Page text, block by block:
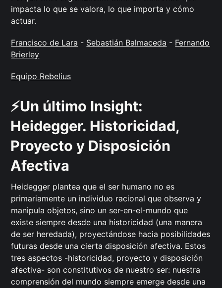
impacta lo que se valora, lo que importa y cómo
actuar.
Francisco de Lara - Sebastián Balmaceda - Fernando
Brierley
Equipo Rebelius
⚡️Un último Insight:
Heidegger. Historicidad,
Proyecto y Disposición
Afectiva
Heidegger plantea que el ser humano no es
primariamente un individuo racional que observa y
manipula objetos, sino un ser-en-el-mundo que
existe siempre desde una historicidad (una manera
de ser heredada), proyectándose hacia posibilidades
futuras desde una cierta disposición afectiva. Estos
tres aspectos -historicidad, proyecto y disposición
afectiva- son constitutivos de nuestro ser: nuestra
comprensión del mundo siempre emerge desde una